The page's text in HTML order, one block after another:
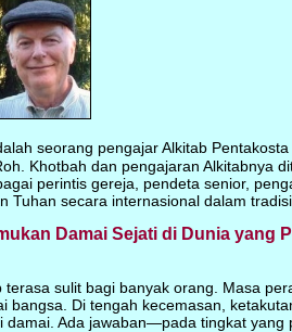
seorang pengajar Alkitab
Khotbah dan pengajaran Alkitabnya
perintis gereja, pendeta senior,
secara internasional dalam tradisi
Damai Sejati di Dunia yang
sulit bagi banyak orang. Masa
bangsa. Di tengah kecemasan,
Ada jawaban—pada tingkat yang